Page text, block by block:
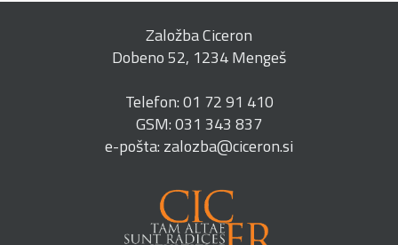
Založba Ciceron
Dobeno 52, 1234 Mengeš
Telefon: 01 72 91 410
GSM: 031 343 837
e-pošta: zalozba@ciceron.si